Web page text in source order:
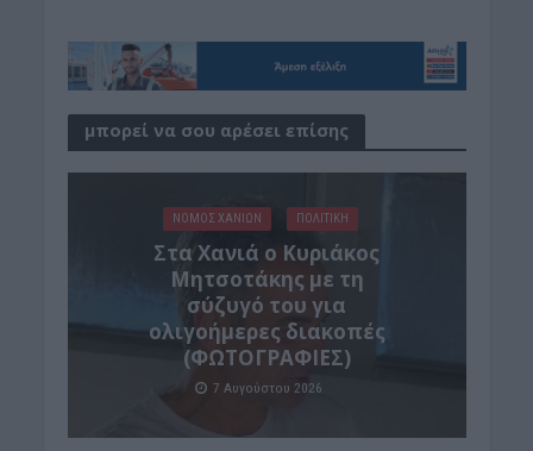
μπορεί να σου αρέσει επίσης
ΝΟΜΌΣ ΧΑΝΊΩΝ ΠΟΛΙΤΙΚΗ
Στα Χανιά ο Κυριάκος
Μητσοτάκης με τη
σύζυγό του για
ολιγοήμερες διακοπές
(ΦΩΤΟΓΡΑΦΙΕΣ)
7 Αυγούστου 2026